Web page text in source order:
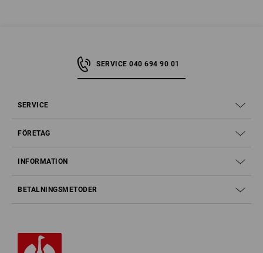
Hur skyddar en motorsågsbyxa?
en kedjehastighet på upp till 20 meter per sekund
genom att motorsågen blockeras. För att uppnå detta har flera skikt av
SERVICE 040 694 90 01
SERVICE
FÖRETAG
INFORMATION
BETALNINGSMETODER